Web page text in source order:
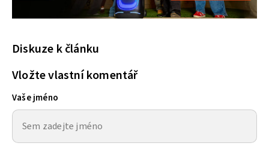
Diskuze k článku
Vložte vlastní komentář
Vaše jméno